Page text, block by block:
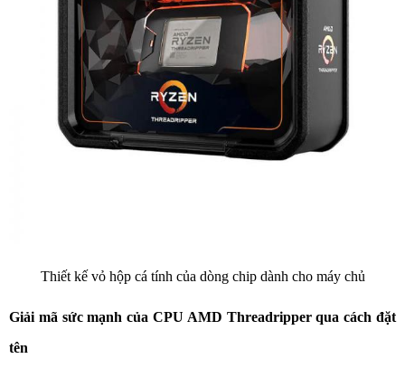
Thiết kế vỏ hộp cá tính của dòng chip dành cho máy chủ
Giải mã sức mạnh của CPU AMD Threadripper qua cách đặt
tên